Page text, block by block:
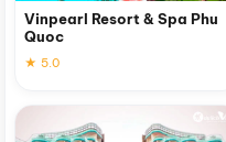
Vinpearl Resort & Spa Phu
Quoc
★ 5.0